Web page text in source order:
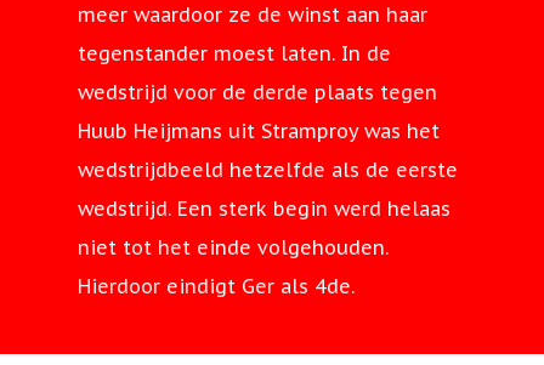
meer waardoor ze de winst aan haar
tegenstander moest laten. In de
wedstrijd voor de derde plaats tegen
Huub Heijmans uit Stramproy was het
wedstrijdbeeld hetzelfde als de eerste
wedstrijd. Een sterk begin werd helaas
niet tot het einde volgehouden.
Hierdoor eindigt Ger als 4de.
Verdienste
Sinterklaas 2022
Fischeln
90-jarig bestaans
feestavond
Kuitersdag
Venlosche Boys
Sinterklaas
Pinkstertoernooi
2024
Kuitersdag
Technische
2024-2025
Pinkstertoernooi
2025 verslag